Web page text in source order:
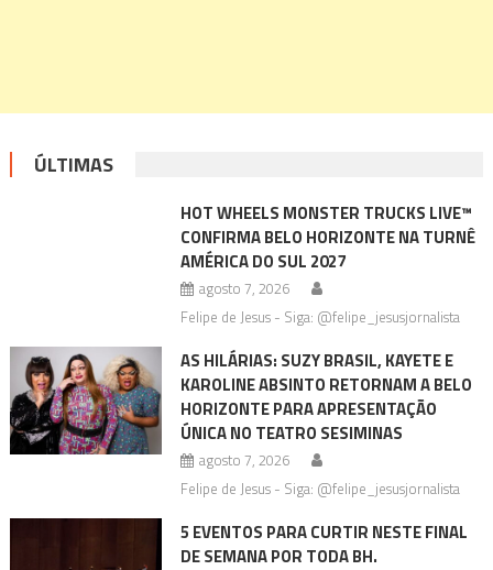
ÚLTIMAS
HOT WHEELS MONSTER TRUCKS LIVE™
CONFIRMA BELO HORIZONTE NA TURNÊ
AMÉRICA DO SUL 2027
agosto 7, 2026
Felipe de Jesus - Siga: @felipe_jesusjornalista
AS HILÁRIAS: SUZY BRASIL, KAYETE E
KAROLINE ABSINTO RETORNAM A BELO
HORIZONTE PARA APRESENTAÇÃO
ÚNICA NO TEATRO SESIMINAS
agosto 7, 2026
Felipe de Jesus - Siga: @felipe_jesusjornalista
5 EVENTOS PARA CURTIR NESTE FINAL
DE SEMANA POR TODA BH.